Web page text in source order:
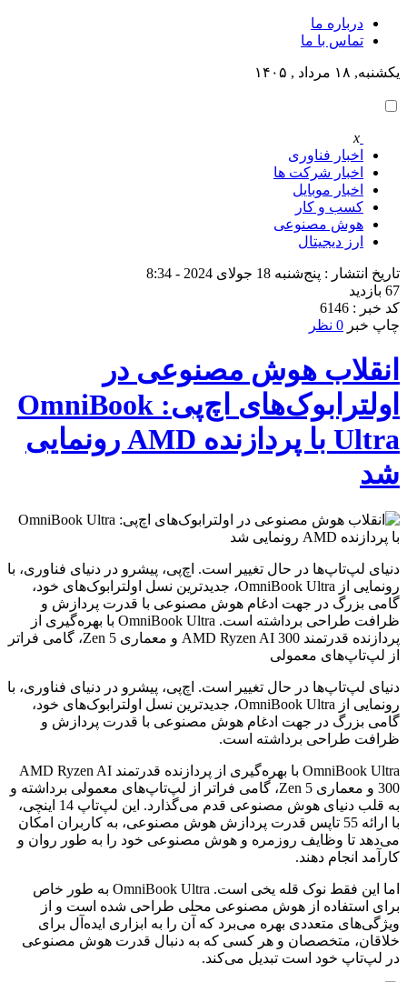
درباره ما
تماس با ما
یکشنبه, ۱۸ مرداد , ۱۴۰۵
x
اخبار فناوری
اخبار شرکت ها
اخبار موبایل
کسب و کار
هوش مصنوعی
ارز دیجیتال
تاریخ انتشار : پنج‌شنبه 18 جولای 2024 - 8:34
67 بازدید
کد خبر : 6146
چاپ خبر 0 نظر
انقلاب هوش مصنوعی در
اولترابوک‌های اچ‌پی: OmniBook
Ultra با پردازنده AMD رونمایی
شد
دنیای لپ‌تاپ‌ها در حال تغییر است. اچ‌پی، پیشرو در دنیای فناوری، با
رونمایی از OmniBook Ultra، جدیدترین نسل اولترابوک‌های خود،
گامی بزرگ در جهت ادغام هوش مصنوعی با قدرت پردازش و
ظرافت طراحی برداشته است. OmniBook Ultra با بهره‌گیری از
پردازنده قدرتمند AMD Ryzen AI 300 و معماری Zen 5، گامی فراتر
از لپ‌تاپ‌های معمولی
دنیای لپ‌تاپ‌ها در حال تغییر است. اچ‌پی، پیشرو در دنیای فناوری، با
رونمایی از OmniBook Ultra، جدیدترین نسل اولترابوک‌های خود،
گامی بزرگ در جهت ادغام هوش مصنوعی با قدرت پردازش و
ظرافت طراحی برداشته است.
OmniBook Ultra با بهره‌گیری از پردازنده قدرتمند AMD Ryzen AI
300 و معماری Zen 5، گامی فراتر از لپ‌تاپ‌های معمولی برداشته و
به قلب دنیای هوش مصنوعی قدم می‌گذارد. این لپ‌تاپ 14 اینچی،
با ارائه 55 تاپس قدرت پردازش هوش مصنوعی، به کاربران امکان
می‌دهد تا وظایف روزمره و هوش مصنوعی خود را به طور روان و
کارآمد انجام دهند.
اما این فقط نوک قله یخی است. OmniBook Ultra به طور خاص
برای استفاده از هوش مصنوعی محلی طراحی شده است و از
ویژگی‌های متعددی بهره می‌برد که آن را به ابزاری ایده‌آل برای
خلاقان، متخصصان و هر کسی که به دنبال قدرت هوش مصنوعی
در لپ‌تاپ خود است تبدیل می‌کند.